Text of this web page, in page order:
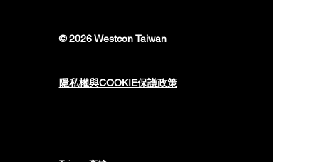
© 2026 Westcon Taiwan
隱私權與COOKIE保護政策